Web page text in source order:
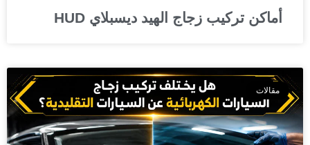
أماكن تركيب زجاج الهيد ديسبلاي HUD
مقالات